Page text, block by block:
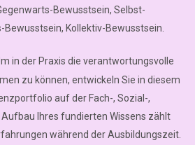
Bewusstsein, Selbst-
Kollektiv-Bewusstsein.
in der Praxis die verantwortungsvolle
zu können, entwickeln Sie in diesem
auf der Fach-, Sozial-,
Ihres fundierten Wissens zählt
während der Ausbildungszeit.